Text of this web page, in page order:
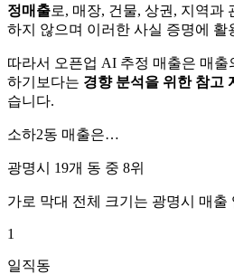
정매출로, 매장, 건물, 상권, 지역과
하지 않으며 이러한 사실 증명에 활
따라서 오픈업 AI 추정 매출은 매출
하기보다는 경향 분석을 위한 참고
습니다.
소하2동 매출은…
광명시 19개 동 중 8위
가로 막대 전체 크기는 광명시 매출
1
일직동